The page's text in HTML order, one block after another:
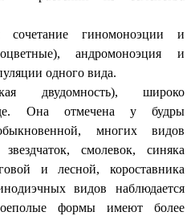
сочетание гиномоноэции и
андромоноэция и
одного вида.
двудомность), широко
Она отмечена у будры
многих видов
смолевок, синяка
и лесной, короставника
видов наблюдается
формы имеют более